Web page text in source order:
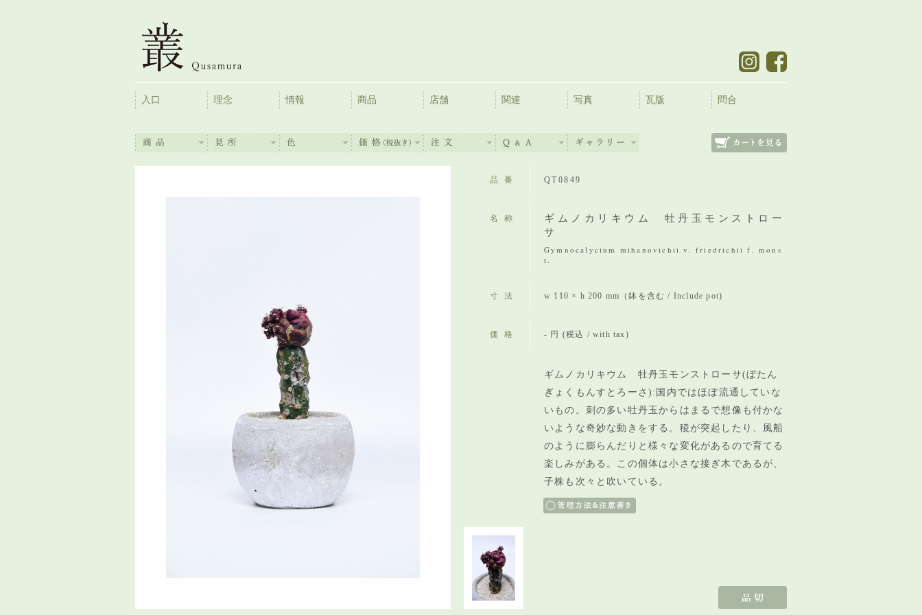
入口 理念 情報 商品 店舗 関連 写真 瓦版 問合
品番 QT0849
名称
ギムノカリキウム 牡丹玉モンストロー
サ
Gymnocalycium mihanovichii v. friedrichii f. mons
t.
寸法 w 110 × h 200 mm（鉢を含む / Include pot)
価格 - 円 (税込 / with tax)
ギムノカリキウム 牡丹玉モンストローサ(ぼたん
ぎょくもんすとろーさ):国内ではほぼ流通していな
いもの。刺の多い牡丹玉からはまるで想像も付かな
いような奇妙な動きをする。稜が突起したり、風船
のように膨らんだりと様々な変化があるので育てる
楽しみがある。この個体は小さな接ぎ木であるが、
子株も次々と吹いている。